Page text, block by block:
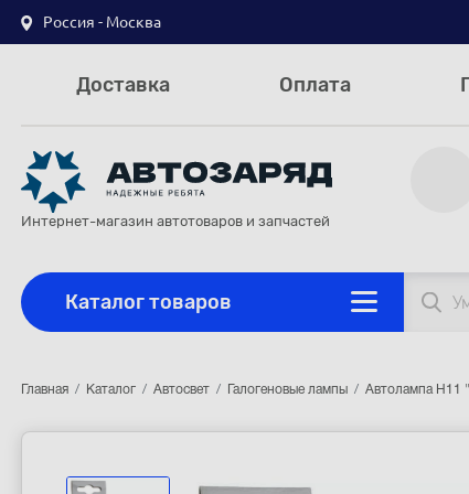
Россия - Москва
Доставка Оплата
Интернет-магазин автотоваров и запчастей
Каталог товаров
Главная Каталог Автосвет Галогеновые лампы Автолампа H11